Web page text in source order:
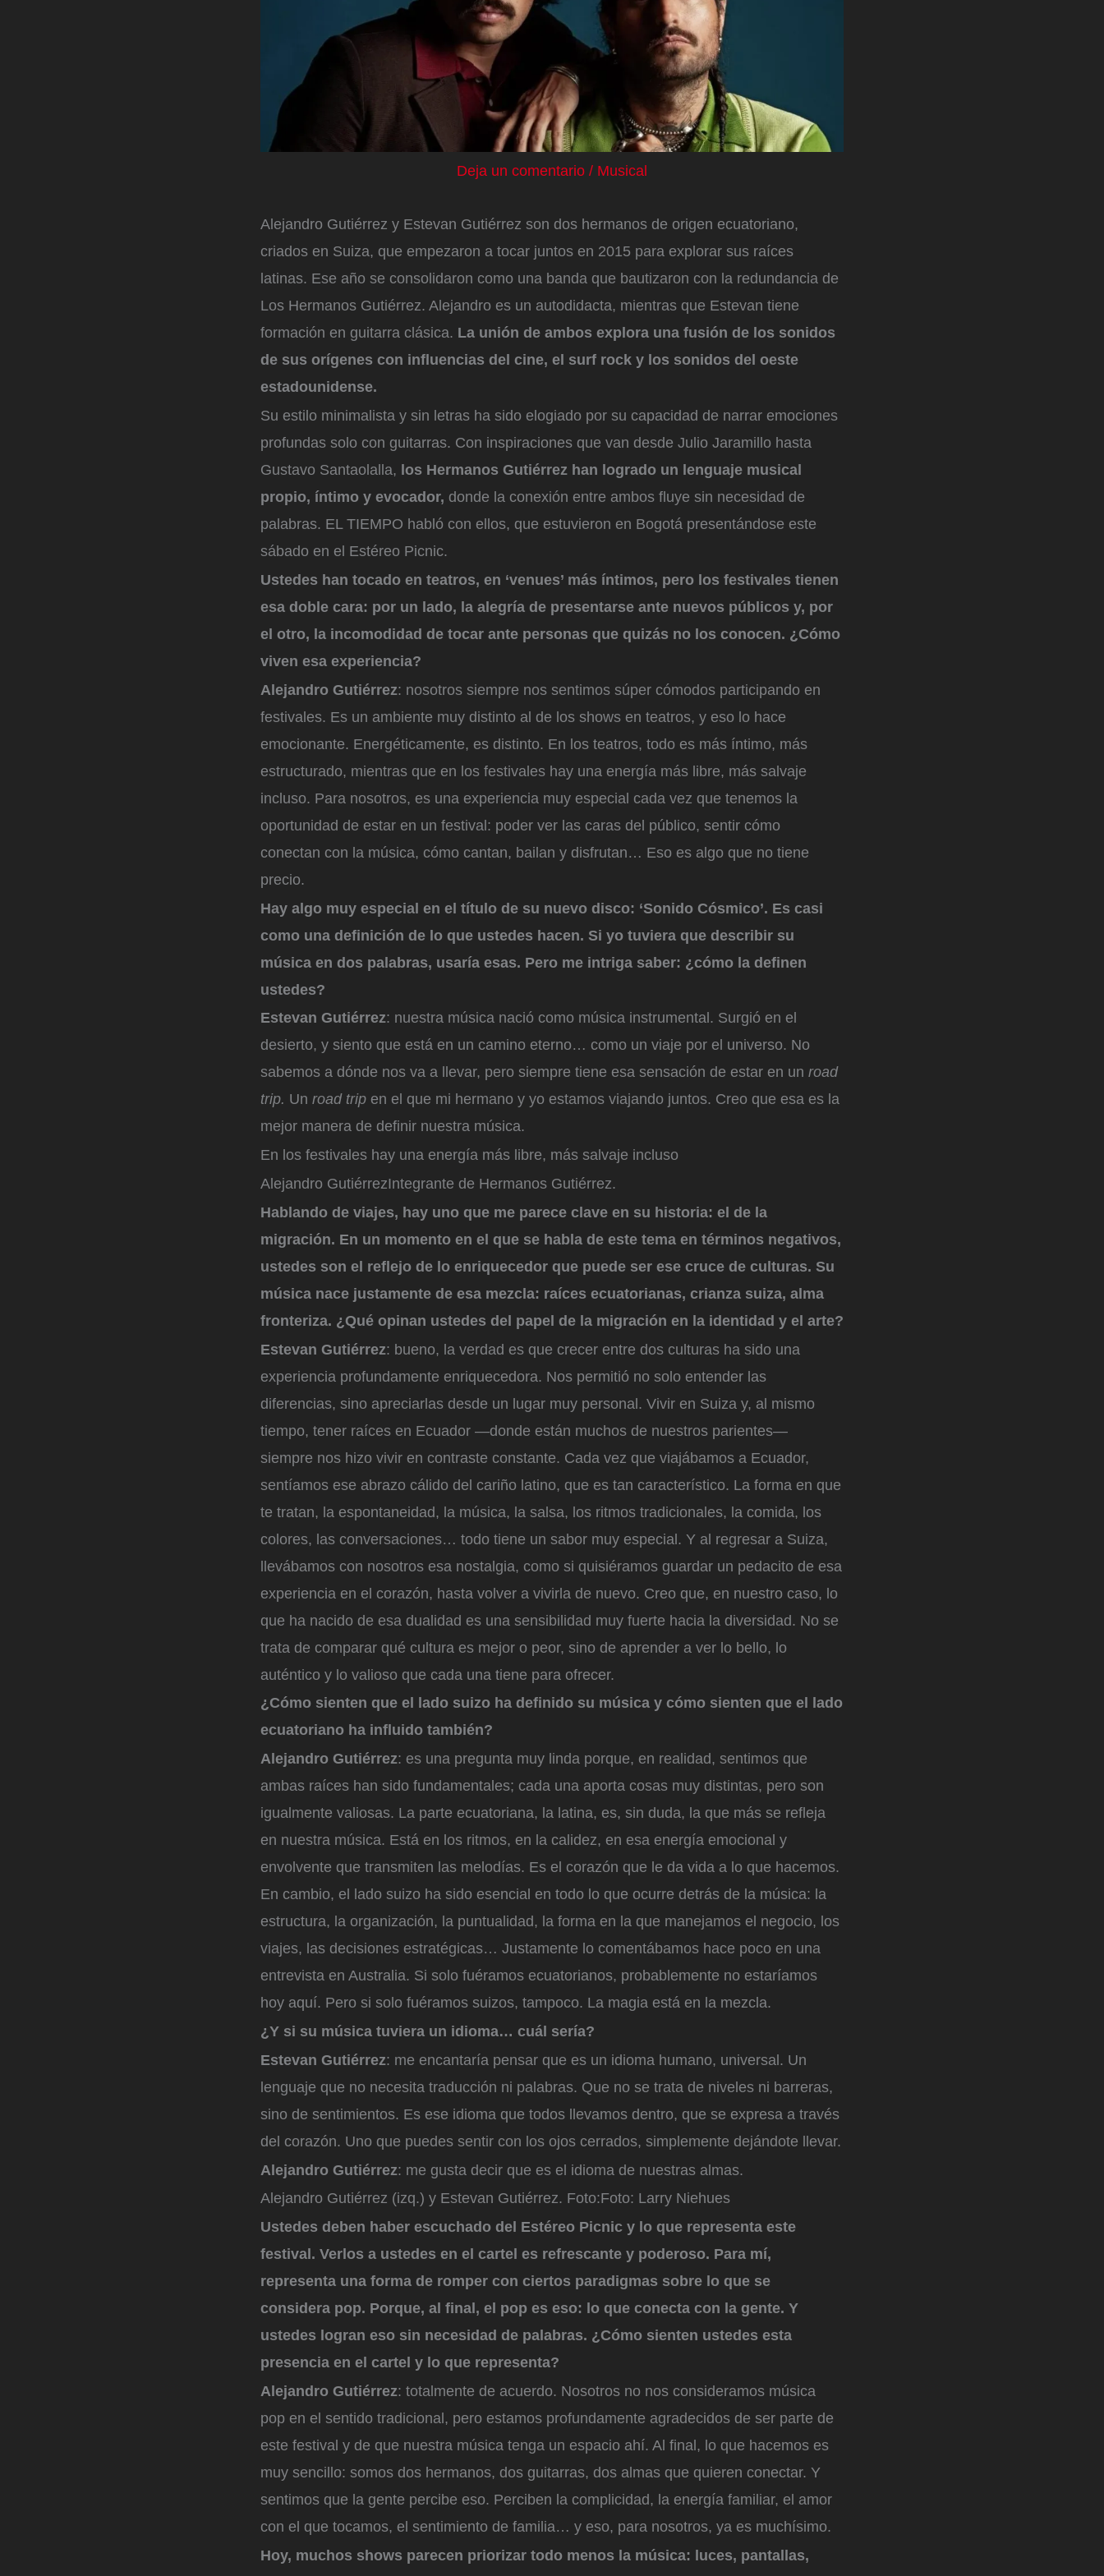
Deja un comentario / Musical
Alejandro Gutiérrez y Estevan Gutiérrez son dos hermanos de origen ecuatoriano,
criados en Suiza, que empezaron a tocar juntos en 2015 para explorar sus raíces
latinas. Ese año se consolidaron como una banda que bautizaron con la redundancia de
Los Hermanos Gutiérrez. Alejandro es un autodidacta, mientras que Estevan tiene
formación en guitarra clásica. La unión de ambos explora una fusión de los sonidos
de sus orígenes con influencias del cine, el surf rock y los sonidos del oeste
estadounidense.
Su estilo minimalista y sin letras ha sido elogiado por su capacidad de narrar emociones
profundas solo con guitarras. Con inspiraciones que van desde Julio Jaramillo hasta
Gustavo Santaolalla, los Hermanos Gutiérrez han logrado un lenguaje musical
propio, íntimo y evocador, donde la conexión entre ambos fluye sin necesidad de
palabras. EL TIEMPO habló con ellos, que estuvieron en Bogotá presentándose este
sábado en el Estéreo Picnic.
Ustedes han tocado en teatros, en ‘venues’ más íntimos, pero los festivales tienen
esa doble cara: por un lado, la alegría de presentarse ante nuevos públicos y, por
el otro, la incomodidad de tocar ante personas que quizás no los conocen. ¿Cómo
viven esa experiencia?
Alejandro Gutiérrez: nosotros siempre nos sentimos súper cómodos participando en
festivales. Es un ambiente muy distinto al de los shows en teatros, y eso lo hace
emocionante. Energéticamente, es distinto. En los teatros, todo es más íntimo, más
estructurado, mientras que en los festivales hay una energía más libre, más salvaje
incluso. Para nosotros, es una experiencia muy especial cada vez que tenemos la
oportunidad de estar en un festival: poder ver las caras del público, sentir cómo
conectan con la música, cómo cantan, bailan y disfrutan… Eso es algo que no tiene
precio.
Hay algo muy especial en el título de su nuevo disco: ‘Sonido Cósmico’. Es casi
como una definición de lo que ustedes hacen. Si yo tuviera que describir su
música en dos palabras, usaría esas. Pero me intriga saber: ¿cómo la definen
ustedes?
Estevan Gutiérrez: nuestra música nació como música instrumental. Surgió en el
desierto, y siento que está en un camino eterno… como un viaje por el universo. No
sabemos a dónde nos va a llevar, pero siempre tiene esa sensación de estar en un road
trip. Un road trip en el que mi hermano y yo estamos viajando juntos. Creo que esa es la
mejor manera de definir nuestra música.
En los festivales hay una energía más libre, más salvaje incluso
Alejandro GutiérrezIntegrante de Hermanos Gutiérrez.
Hablando de viajes, hay uno que me parece clave en su historia: el de la
migración. En un momento en el que se habla de este tema en términos negativos,
ustedes son el reflejo de lo enriquecedor que puede ser ese cruce de culturas. Su
música nace justamente de esa mezcla: raíces ecuatorianas, crianza suiza, alma
fronteriza. ¿Qué opinan ustedes del papel de la migración en la identidad y el arte?
Estevan Gutiérrez: bueno, la verdad es que crecer entre dos culturas ha sido una
experiencia profundamente enriquecedora. Nos permitió no solo entender las
diferencias, sino apreciarlas desde un lugar muy personal. Vivir en Suiza y, al mismo
tiempo, tener raíces en Ecuador —donde están muchos de nuestros parientes—
siempre nos hizo vivir en contraste constante. Cada vez que viajábamos a Ecuador,
sentíamos ese abrazo cálido del cariño latino, que es tan característico. La forma en que
te tratan, la espontaneidad, la música, la salsa, los ritmos tradicionales, la comida, los
colores, las conversaciones… todo tiene un sabor muy especial. Y al regresar a Suiza,
llevábamos con nosotros esa nostalgia, como si quisiéramos guardar un pedacito de esa
experiencia en el corazón, hasta volver a vivirla de nuevo. Creo que, en nuestro caso, lo
que ha nacido de esa dualidad es una sensibilidad muy fuerte hacia la diversidad. No se
trata de comparar qué cultura es mejor o peor, sino de aprender a ver lo bello, lo
auténtico y lo valioso que cada una tiene para ofrecer.
¿Cómo sienten que el lado suizo ha definido su música y cómo sienten que el lado
ecuatoriano ha influido también?
Alejandro Gutiérrez: es una pregunta muy linda porque, en realidad, sentimos que
ambas raíces han sido fundamentales; cada una aporta cosas muy distintas, pero son
igualmente valiosas. La parte ecuatoriana, la latina, es, sin duda, la que más se refleja
en nuestra música. Está en los ritmos, en la calidez, en esa energía emocional y
envolvente que transmiten las melodías. Es el corazón que le da vida a lo que hacemos.
En cambio, el lado suizo ha sido esencial en todo lo que ocurre detrás de la música: la
estructura, la organización, la puntualidad, la forma en la que manejamos el negocio, los
viajes, las decisiones estratégicas… Justamente lo comentábamos hace poco en una
entrevista en Australia. Si solo fuéramos ecuatorianos, probablemente no estaríamos
hoy aquí. Pero si solo fuéramos suizos, tampoco. La magia está en la mezcla.
¿Y si su música tuviera un idioma… cuál sería?
Estevan Gutiérrez: me encantaría pensar que es un idioma humano, universal. Un
lenguaje que no necesita traducción ni palabras. Que no se trata de niveles ni barreras,
sino de sentimientos. Es ese idioma que todos llevamos dentro, que se expresa a través
del corazón. Uno que puedes sentir con los ojos cerrados, simplemente dejándote llevar.
Alejandro Gutiérrez: me gusta decir que es el idioma de nuestras almas.
Alejandro Gutiérrez (izq.) y Estevan Gutiérrez. Foto:Foto: Larry Niehues
Ustedes deben haber escuchado del Estéreo Picnic y lo que representa este
festival. Verlos a ustedes en el cartel es refrescante y poderoso. Para mí,
representa una forma de romper con ciertos paradigmas sobre lo que se
considera pop. Porque, al final, el pop es eso: lo que conecta con la gente. Y
ustedes logran eso sin necesidad de palabras. ¿Cómo sienten ustedes esta
presencia en el cartel y lo que representa?
Alejandro Gutiérrez: totalmente de acuerdo. Nosotros no nos consideramos música
pop en el sentido tradicional, pero estamos profundamente agradecidos de ser parte de
este festival y de que nuestra música tenga un espacio ahí. Al final, lo que hacemos es
muy sencillo: somos dos hermanos, dos guitarras, dos almas que quieren conectar. Y
sentimos que la gente percibe eso. Perciben la complicidad, la energía familiar, el amor
con el que tocamos, el sentimiento de familia… y eso, para nosotros, ya es muchísimo.
Hoy, muchos shows parecen priorizar todo menos la música: luces, pantallas,